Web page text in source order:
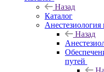
Назад
Каталог
Назад
путей